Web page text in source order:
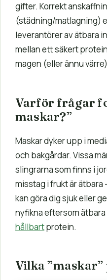
gifter. Korrekt
(städning/matlagning)
leverantörer av ätbara
mellan ett säkert
magen (eller ännu
Varför frågar
maskar?”
Maskar dyker upp i
och bakgårdar. Vissa
slingrarna som finns i
misstag i frukt är ätbara
kan göra dig sjuk eller
nyfikna eftersom
hållbartprotein.
Vilka